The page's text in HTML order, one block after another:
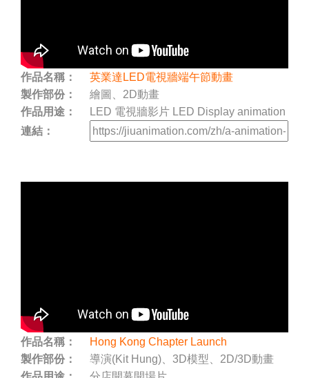
作品名稱：
英業達LED電視牆端午節動畫
製作部份：
繪圖、2D動畫
作品用途：
LED 電視牆影片 LED Display animation
連結：
作品名稱：
Hong Kong Chapter Launch
製作部份：
導演(Kit Hung)、3D模型、2D/3D動畫